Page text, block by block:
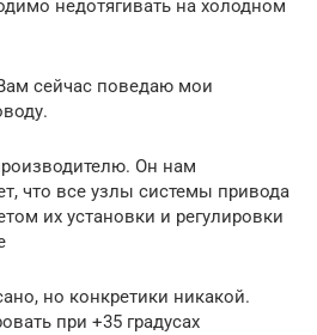
недотягивать на холодном
сейчас поведаю мои
Он нам
что все узлы системы привода
их установки и регулировки
но конкретики никакой.
при +35 градусах